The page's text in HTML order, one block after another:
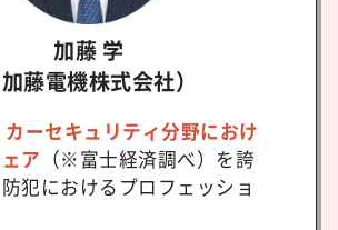
加藤 学
加藤電機株式会社）
ーセキュリティ分野におけ
ア （※富士経済調べ）を誇
犯におけるプロフェッショ